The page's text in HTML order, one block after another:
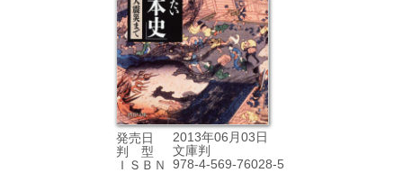
発売日
2013年06月03日
判 型
文庫判
ＩＳＢＮ
978-4-569-76028-5